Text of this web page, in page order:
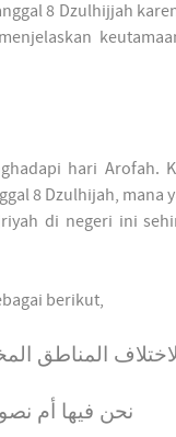
8 Dzulhijjah
hari Arofah.
8 Dzulhijah, mana
di negeri ini
berikut,
المناطق
نحن فيها أم